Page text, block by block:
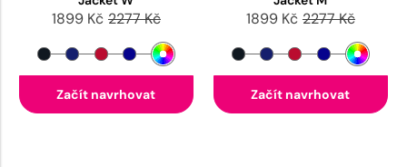
1899 Kč 2277 Kč
Začít navrhovat
1899 Kč 2277 Kč
Začít navrhovat